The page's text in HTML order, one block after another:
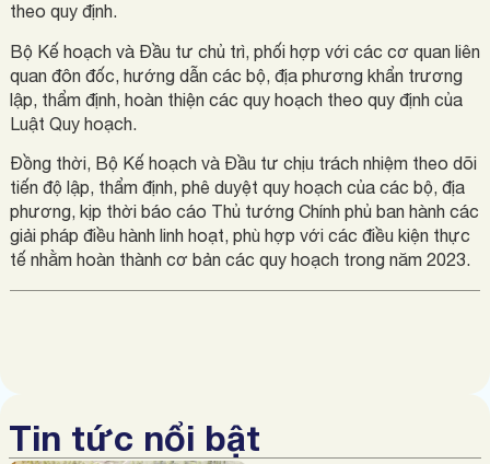
theo quy định.
Bộ Kế hoạch và Đầu tư chủ trì, phối hợp với các cơ quan liên
quan đôn đốc, hướng dẫn các bộ, địa phương khẩn trương
lập, thẩm định, hoàn thiện các quy hoạch theo quy định của
Luật Quy hoạch.
Đồng thời, Bộ Kế hoạch và Đầu tư chịu trách nhiệm theo dõi
tiến độ lập, thẩm định, phê duyệt quy hoạch của các bộ, địa
phương, kịp thời báo cáo Thủ tướng Chính phủ ban hành các
giải pháp điều hành linh hoạt, phù hợp với các điều kiện thực
tế nhằm hoàn thành cơ bản các quy hoạch trong năm 2023.
Tin tức nổi bật